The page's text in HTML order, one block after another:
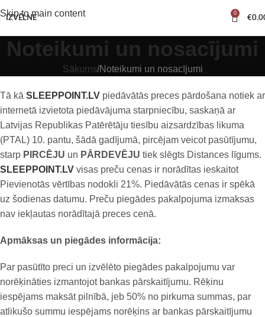
Skip to main content
IZVĒLNE
0
€
Noteikumi un nosacījumi
Sākums Noteikumi un nosacījumi
Tā kā SLEEPPOINT.LV piedāvātās preces pārdošana notiek ar
internetā izvietota piedāvājuma starpniecību, saskaņā ar
Latvijas Republikas Patērētāju tiesību aizsardzības likuma
(PTAL) 10. pantu, šādā gadījumā, pircējam veicot pasūtījumu,
starp PIRCĒJU un PĀRDEVĒJU tiek slēgts Distances līgums.
SLEEPPOINT.LV visas preču cenas ir norādītas ieskaitot
Pievienotās vērtības nodokli 21%. Piedāvātās cenas ir spēkā
uz šodienas datumu. Preču piegādes pakalpojuma izmaksas
nav iekļautas norādītajā preces cenā.
Apmāksas un piegādes informācija:
Par pasūtīto preci un izvēlēto piegādes pakalpojumu var
norēķināties izmantojot bankas pārskaitījumu. Rēķinu
iespējams maksāt pilnībā, jeb 50% no pirkuma summas, par
atlikušo summu iespējams norēķins ar bankas pārskaitījumu